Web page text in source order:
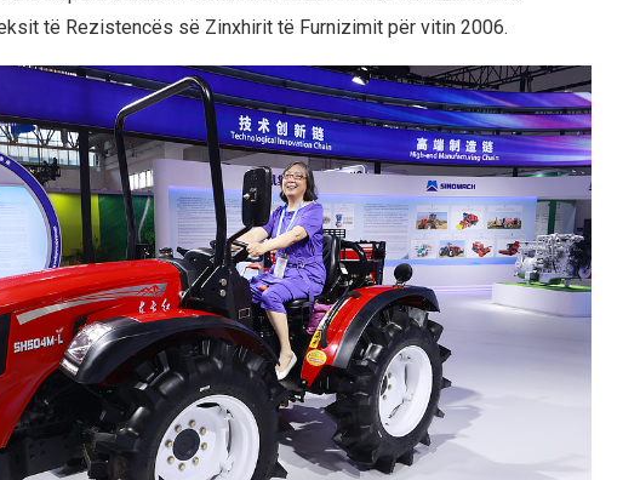
të Rezistencës së Zinxhirit të Furnizimit për vitin 2006.